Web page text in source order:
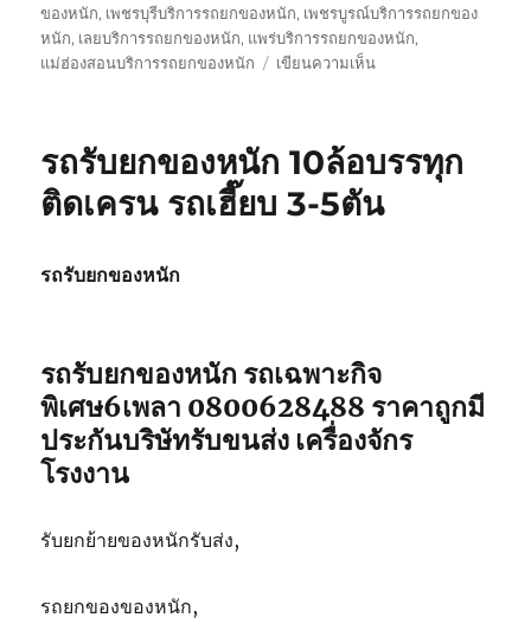
ของหนัก, เพชรบุรีบริการรถยกของหนัก, เพชรบูรณ์บริการรถยกของ
หนัก, เลยบริการรถยกของหนัก, แพร่บริการรถยกของหนัก,
แม่ฮ่องสอนบริการรถยกของหนัก
เขียนความเห็นบน
ของ
10
3-
5
ตัน
รถรับยกของหนัก 10ล้อบรรทุก
ติดเครน รถเฮี๊ยบ 3-5ตัน
รถรับยกของหนัก
รถรับยกของหนัก รถเฉพาะกิจ
พิเศษ6เพลา 0800628488 ราคาถูกมี
ประกันบริษัทรับขนส่ง เครื่องจักร
โรงงาน
รับยกย้ายของหนักรับส่ง,
รถยกของของหนัก,